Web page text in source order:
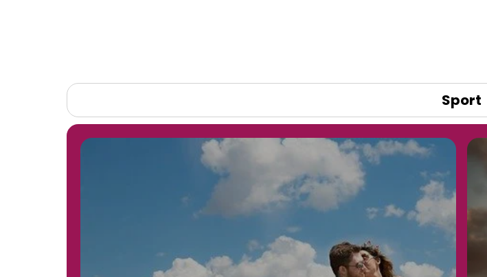
Sport